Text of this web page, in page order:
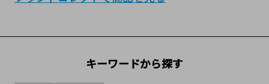
キーワードから探す